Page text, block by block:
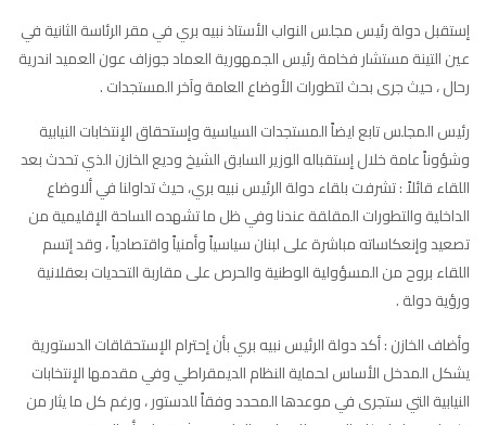
إستقبل دولة رئيس مجلس النواب الأستاذ نبيه بري في مقر الرئاسة الثانية في
عين التينة مستشار فخامة رئيس الجمهورية العماد جوزاف عون العميد اندرية
رحال ، حيث جرى بحث لتطورات الأوضاع العامة وآخر المستجدات .
رئيس المجلس تابع ايضاً المستجدات السياسية وإستحقاق الإنتخابات النيابية
وشؤوناً عامة خلال إستقباله الوزير السابق الشيخ وديع الخازن الذي تحدث بعد
اللقاء قائلاً : تشرفت بلقاء دولة الرئيس نبيه بري، حيث تداولنا في ألاوضاع
الداخلية والتطورات المقلقة عندنا وفي ظل ما تشهده الساحة الإقليمية من
تصعيد وإنعكاساته مباشرة على لبنان سياسياً وأمنياً واقتصادياً ، وقد إتسم
اللقاء بروح من المسؤولية الوطنية والحرص على مقاربة التحديات بعقلانية
ورؤية دولة .
وأضاف الخازن : أكد دولة الرئيس نبيه بري بأن إحترام الإستحقاقات الدستورية
يشكل المدخل الأساس لحماية النظام الديمقراطي وفي مقدمها الإنتخابات
النيابية التي ستجرى في موعدها المحدد وفقاً للدستور ، ورغم كل ما يثار من